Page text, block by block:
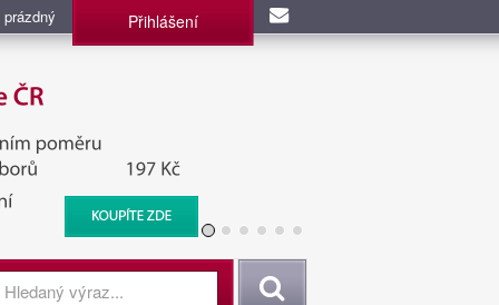
Přihlášení
Vyhledat